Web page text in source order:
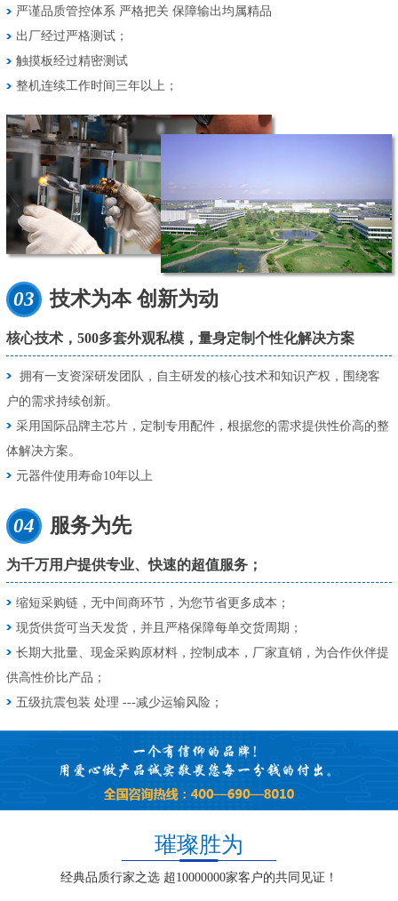
严谨品质管控体系 严格把关 保障输出均属精品
出厂经过严格测试；
触摸板经过精密测试
整机连续工作时间三年以上；
03 技术为本 创新为动
核心技术，500多套外观私模，量身定制个性化解决方案
拥有一支资深研发团队，自主研发的核心技术和知识产权，围绕客
户的需求持续创新。
采用国际品牌主芯片，定制专用配件，根据您的需求提供性价高的整
体解决方案。
元器件使用寿命10年以上
04 服务为先
为千万用户提供专业、快速的超值服务；
缩短采购链，无中间商环节，为您节省更多成本；
现货供货可当天发货，并且严格保障每单交货周期；
长期大批量、现金采购原材料，控制成本，厂家直销，为合作伙伴提
供高性价比产品；
五级抗震包装 处理 ---减少运输风险；
璀璨胜为
经典品质行家之选 超10000000家客户的共同见证！